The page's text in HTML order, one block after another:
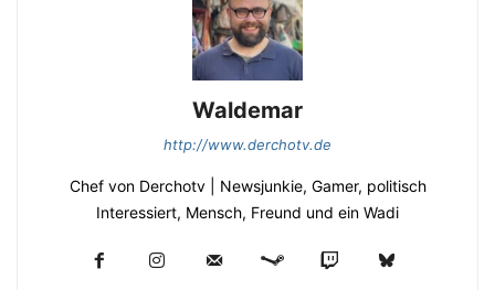
Waldemar
http://www.derchotv.de
Chef von Derchotv | Newsjunkie, Gamer, politisch
Interessiert, Mensch, Freund und ein Wadi